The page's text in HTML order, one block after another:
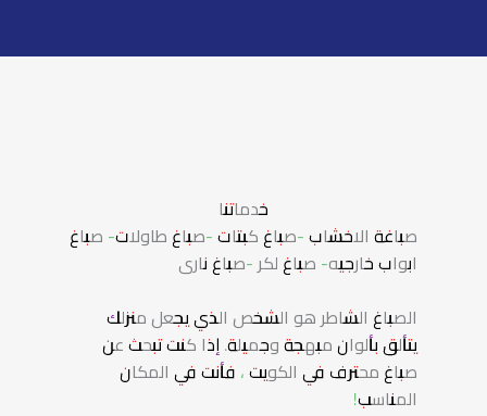
خدماتنا
صباغة الاخشاب -صباغ كبتات -صباغ طاولات- صباغ
ابواب خارجيه- صباغ لكر -صباغ نارى
الصباغ الشاطر هو الشخص الذي يجعل منزلك
يتألق بألوان مبهجة وجميلة. إذا كنت تبحث عن
صباغ محترف في الكويت ، فأنت في المكان
المناسب!